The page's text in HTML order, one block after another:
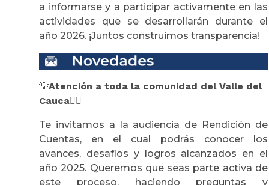
a informarse y a participar activamente en las
actividades que se desarrollarán durante el
año 2026. ¡Juntos construimos transparencia!
💡Atención a toda la comunidad del Valle del
Cauca👇🏽
Te invitamos a la audiencia de Rendición de
Cuentas, en el cual podrás conocer los
avances, desafíos y logros alcanzados en el
año 2025. Queremos que seas parte activa de
este proceso, haciendo preguntas y